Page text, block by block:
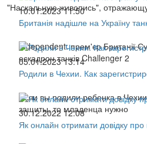
"Наскальную живопись",
10.01.2023 11:50
Британія надішле на Україну
Independent: прем'єр Британії
ескадрон танків Challenger 2
05.01.2023 13:14
Родили в Чехии. Как
Если вы родили ребенка в
защиты, то младенца нужно
30.12.2022 12:08
Як онлайн отримати довідку про